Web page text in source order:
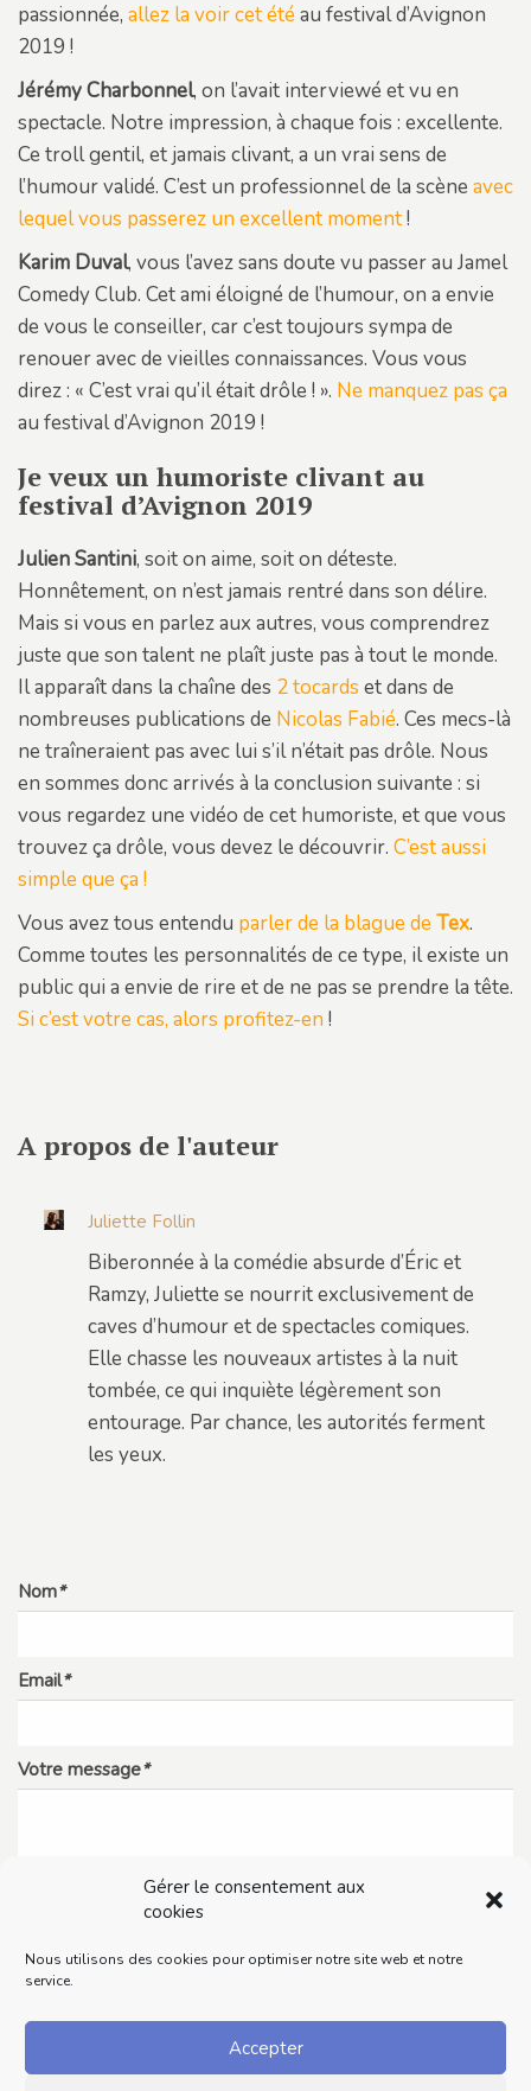
Gérer le consentement aux
cookies
Nous utilisons des cookies pour optimiser notre site web et notre
service.
Accepter
passionnée, allez la voir cet étéau festival d’Avignon
2019 !
Jérémy Charbonnel, on l’avait interviewé et vu en
spectacle. Notre impression, à chaque fois : excellente.
Ce troll gentil, et jamais clivant, a un vrai sens de
l’humour validé. C’est un professionnel de la scène avec
lequel vous passerez un excellent moment!
Karim Duval, vous l’avez sans doute vu passer au Jamel
Comedy Club. Cet ami éloigné de l’humour, on a envie
de vous le conseiller, car c’est toujours sympa de
renouer avec de vieilles connaissances. Vous vous
direz : « C’est vrai qu’il était drôle ! ». Ne manquez pas ça
au festival d’Avignon 2019 !
Je veux un humoriste clivant au
festival d’Avignon 2019
Julien Santini, soit on aime, soit on déteste.
Honnêtement, on n’est jamais rentré dans son délire.
Mais si vous en parlez aux autres, vous comprendrez
juste que son talent ne plaît juste pas à tout le monde.
Il apparaît dans la chaîne des 2 tocards et dans de
nombreuses publications de Nicolas Fabié. Ces mecs-là
ne traîneraient pas avec lui s’il n’était pas drôle. Nous
en sommes donc arrivés à la conclusion suivante : si
vous regardez une vidéo de cet humoriste, et que vous
trouvez ça drôle, vous devez le découvrir. C’est aussi
simple que ça !
Vous avez tous entendu parler de la blague deTex.
Comme toutes les personnalités de ce type, il existe un
public qui a envie de rire et de ne pas se prendre la tête.
Si c’est votre cas, alors profitez-en !
A propos de l'auteur
Juliette Follin
Biberonnée à la comédie absurde d’Éric et
Ramzy, Juliette se nourrit exclusivement de
caves d’humour et de spectacles comiques.
Elle chasse les nouveaux artistes à la nuit
tombée, ce qui inquiète légèrement son
entourage. Par chance, les autorités ferment
les yeux.
Nom*
Email*
Votre message*